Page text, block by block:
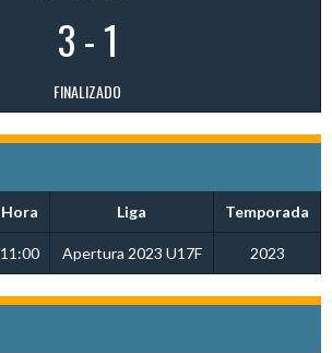
3-1
FINALIZADO
Hora Liga Temporada
11:00 Apertura 2023 U17F 2023